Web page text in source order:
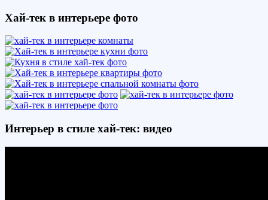
Хай-тек в интерьере фото
Интерьер в стиле хай-тек: видео